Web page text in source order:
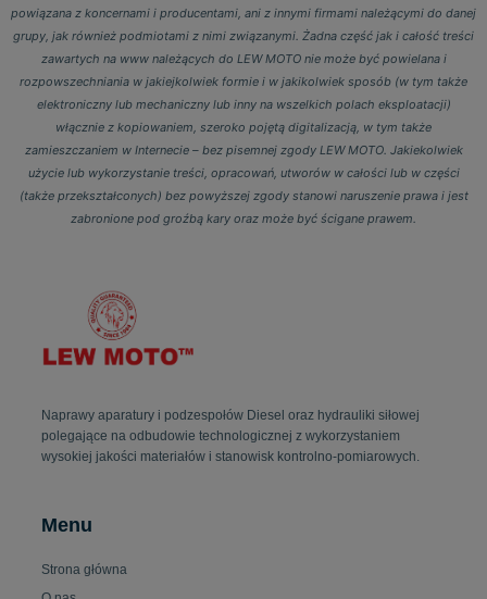
powiązana z koncernami i producentami, ani z innymi firmami należącymi do danej
grupy, jak również podmiotami z nimi związanymi. Żadna część jak i całość treści
zawartych na www należących do LEW MOTO nie może być powielana i
rozpowszechniania w jakiejkolwiek formie i w jakikolwiek sposób (w tym także
elektroniczny lub mechaniczny lub inny na wszelkich polach eksploatacji)
włącznie z kopiowaniem, szeroko pojętą digitalizacją, w tym także
zamieszczaniem w Internecie – bez pisemnej zgody LEW MOTO. Jakiekolwiek
użycie lub wykorzystanie treści, opracowań, utworów w całości lub w części
(także przekształconych) bez powyższej zgody stanowi naruszenie prawa i jest
zabronione pod groźbą kary oraz może być ścigane prawem.
Naprawy aparatury i podzespołów Diesel oraz hydrauliki siłowej
polegające na odbudowie technologicznej z wykorzystaniem
wysokiej jakości materiałów i stanowisk kontrolno-pomiarowych.
Menu
Strona główna